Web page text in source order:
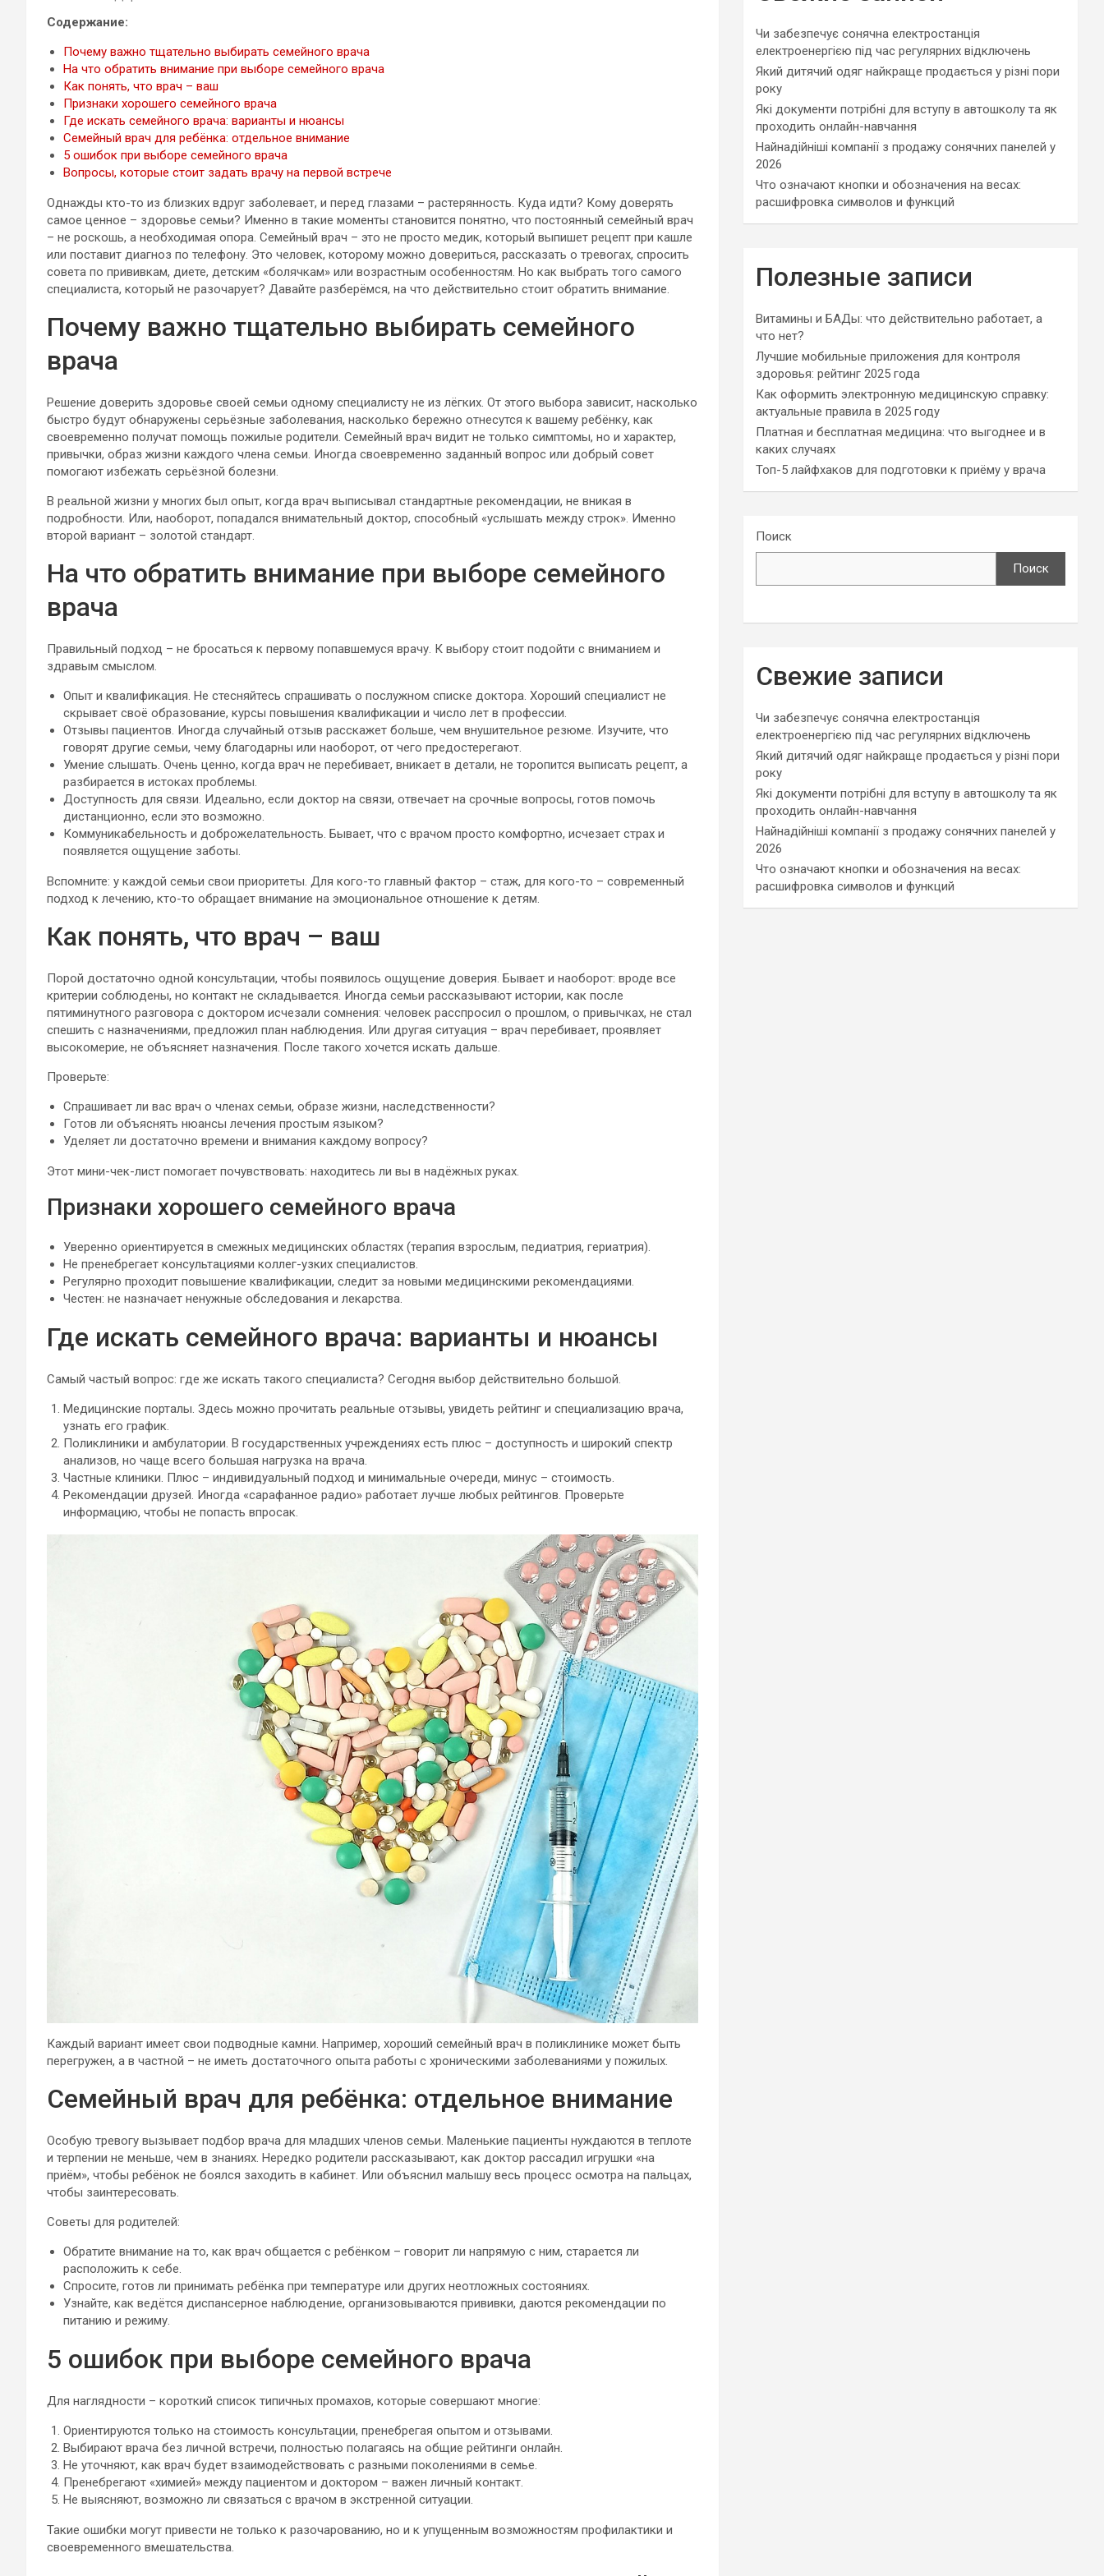
Содержание:
Почему важно тщательно выбирать семейного врача
На что обратить внимание при выборе семейного врача
Как понять, что врач – ваш
Признаки хорошего семейного врача
Где искать семейного врача: варианты и нюансы
Семейный врач для ребёнка: отдельное внимание
5 ошибок при выборе семейного врача
Вопросы, которые стоит задать врачу на первой встрече
Однажды кто-то из близких вдруг заболевает, и перед глазами – растерянность. Куда идти? Кому доверять
самое ценное – здоровье семьи? Именно в такие моменты становится понятно, что постоянный семейный врач
– не роскошь, а необходимая опора. Семейный врач – это не просто медик, который выпишет рецепт при кашле
или поставит диагноз по телефону. Это человек, которому можно довериться, рассказать о тревогах, спросить
совета по прививкам, диете, детским «болячкам» или возрастным особенностям. Но как выбрать того самого
специалиста, который не разочарует? Давайте разберёмся, на что действительно стоит обратить внимание.
Почему важно тщательно выбирать семейного
врача
Решение доверить здоровье своей семьи одному специалисту не из лёгких. От этого выбора зависит, насколько
быстро будут обнаружены серьёзные заболевания, насколько бережно отнесутся к вашему ребёнку, как
своевременно получат помощь пожилые родители. Семейный врач видит не только симптомы, но и характер,
привычки, образ жизни каждого члена семьи. Иногда своевременно заданный вопрос или добрый совет
помогают избежать серьёзной болезни.
В реальной жизни у многих был опыт, когда врач выписывал стандартные рекомендации, не вникая в
подробности. Или, наоборот, попадался внимательный доктор, способный «услышать между строк». Именно
второй вариант – золотой стандарт.
На что обратить внимание при выборе семейного
врача
Правильный подход – не бросаться к первому попавшемуся врачу. К выбору стоит подойти с вниманием и
здравым смыслом.
Опыт и квалификация. Не стесняйтесь спрашивать о послужном списке доктора. Хороший специалист не
скрывает своё образование, курсы повышения квалификации и число лет в профессии.
Отзывы пациентов. Иногда случайный отзыв расскажет больше, чем внушительное резюме. Изучите, что
говорят другие семьи, чему благодарны или наоборот, от чего предостерегают.
Умение слышать. Очень ценно, когда врач не перебивает, вникает в детали, не торопится выписать рецепт, а
разбирается в истоках проблемы.
Доступность для связи. Идеально, если доктор на связи, отвечает на срочные вопросы, готов помочь
дистанционно, если это возможно.
Коммуникабельность и доброжелательность. Бывает, что с врачом просто комфортно, исчезает страх и
появляется ощущение заботы.
Вспомните: у каждой семьи свои приоритеты. Для кого-то главный фактор – стаж, для кого-то – современный
подход к лечению, кто-то обращает внимание на эмоциональное отношение к детям.
Как понять, что врач – ваш
Порой достаточно одной консультации, чтобы появилось ощущение доверия. Бывает и наоборот: вроде все
критерии соблюдены, но контакт не складывается. Иногда семьи рассказывают истории, как после
пятиминутного разговора с доктором исчезали сомнения: человек расспросил о прошлом, о привычках, не стал
спешить с назначениями, предложил план наблюдения. Или другая ситуация – врач перебивает, проявляет
высокомерие, не объясняет назначения. После такого хочется искать дальше.
Проверьте:
Спрашивает ли вас врач о членах семьи, образе жизни, наследственности?
Готов ли объяснять нюансы лечения простым языком?
Уделяет ли достаточно времени и внимания каждому вопросу?
Этот мини-чек-лист помогает почувствовать: находитесь ли вы в надёжных руках.
Признаки хорошего семейного врача
Уверенно ориентируется в смежных медицинских областях (терапия взрослым, педиатрия, гериатрия).
Не пренебрегает консультациями коллег-узких специалистов.
Регулярно проходит повышение квалификации, следит за новыми медицинскими рекомендациями.
Честен: не назначает ненужные обследования и лекарства.
Где искать семейного врача: варианты и нюансы
Самый частый вопрос: где же искать такого специалиста? Сегодня выбор действительно большой.
Медицинские порталы. Здесь можно прочитать реальные отзывы, увидеть рейтинг и специализацию врача,
узнать его график.
Поликлиники и амбулатории. В государственных учреждениях есть плюс – доступность и широкий спектр
анализов, но чаще всего большая нагрузка на врача.
Частные клиники. Плюс – индивидуальный подход и минимальные очереди, минус – стоимость.
Рекомендации друзей. Иногда «сарафанное радио» работает лучше любых рейтингов. Проверьте
информацию, чтобы не попасть впросак.
Каждый вариант имеет свои подводные камни. Например, хороший семейный врач в поликлинике может быть
перегружен, а в частной – не иметь достаточного опыта работы с хроническими заболеваниями у пожилых.
Семейный врач для ребёнка: отдельное внимание
Особую тревогу вызывает подбор врача для младших членов семьи. Маленькие пациенты нуждаются в теплоте
и терпении не меньше, чем в знаниях. Нередко родители рассказывают, как доктор рассадил игрушки «на
приём», чтобы ребёнок не боялся заходить в кабинет. Или объяснил малышу весь процесс осмотра на пальцах,
чтобы заинтересовать.
Советы для родителей:
Обратите внимание на то, как врач общается с ребёнком – говорит ли напрямую с ним, старается ли
расположить к себе.
Спросите, готов ли принимать ребёнка при температуре или других неотложных состояниях.
Узнайте, как ведётся диспансерное наблюдение, организовываются прививки, даются рекомендации по
питанию и режиму.
5 ошибок при выборе семейного врача
Для наглядности – короткий список типичных промахов, которые совершают многие:
Ориентируются только на стоимость консультации, пренебрегая опытом и отзывами.
Выбирают врача без личной встречи, полностью полагаясь на общие рейтинги онлайн.
Не уточняют, как врач будет взаимодействовать с разными поколениями в семье.
Пренебрегают «химией» между пациентом и доктором – важен личный контакт.
Не выясняют, возможно ли связаться с врачом в экстренной ситуации.
Такие ошибки могут привести не только к разочарованию, но и к упущенным возможностям профилактики и
своевременного вмешательства.
Чи забезпечує сонячна електростанція
електроенергією під час регулярних відключень
Який дитячий одяг найкраще продається у різні пори
року
Які документи потрібні для вступу в автошколу та як
проходить онлайн-навчання
Найнадійніші компанії з продажу сонячних панелей у
2026
Что означают кнопки и обозначения на весах:
расшифровка символов и функций
Полезные записи
Витамины и БАДы: что действительно работает, а
что нет?
Лучшие мобильные приложения для контроля
здоровья: рейтинг 2025 года
Как оформить электронную медицинскую справку:
актуальные правила в 2025 году
Платная и бесплатная медицина: что выгоднее и в
каких случаях
Топ-5 лайфхаков для подготовки к приёму у врача
Поиск
Поиск
Свежие записи
Чи забезпечує сонячна електростанція
електроенергією під час регулярних відключень
Який дитячий одяг найкраще продається у різні пори
року
Які документи потрібні для вступу в автошколу та як
проходить онлайн-навчання
Найнадійніші компанії з продажу сонячних панелей у
2026
Что означают кнопки и обозначения на весах:
расшифровка символов и функций